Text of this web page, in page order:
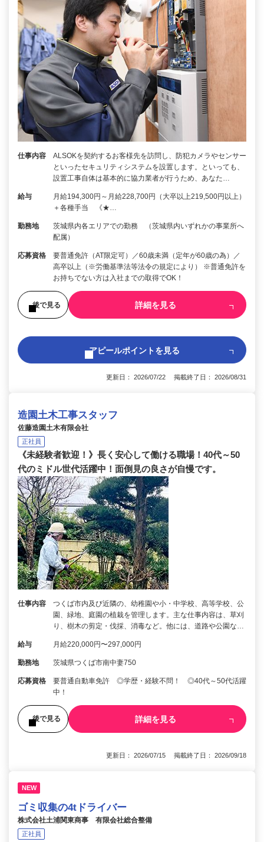
仕事内容
ALSOKを契約するお客様先を訪問し、防犯カメラやセンサー
といったセキュリティシステムを設置します。といっても、
設置工事自体は基本的に協力業者が行うため、あなた…
給与
月給194,300円～月給228,700円（大卒以上219,500円以上）
＋各種手当 《★…
勤務地
茨城県内各エリアでの勤務 （茨城県内いずれかの事業所へ
配属）
応募資格
要普通免許（AT限定可）／60歳未満（定年が60歳の為）／
高卒以上（※労働基準法等法令の規定により） ※普通免許を
お持ちでない方は入社までの取得でOK！
後で見る 詳細を見る
アピールポイントを見る
更新日： 2026/07/22 掲載終了日： 2026/08/31
造園土木工事スタッフ
佐藤造園土木有限会社
正社員
《未経験者歓迎！》長く安心して働ける職場！40代～50
代のミドル世代活躍中！面倒見の良さが自慢です。
仕事内容
つくば市内及び近隣の、幼稚園や小・中学校、高等学校、公
園、緑地、庭園の植栽を管理します。主な仕事内容は、草刈
り、樹木の剪定・伐採、消毒など。他には、道路や公園な…
給与 月給220,000円〜297,000円
勤務地 茨城県つくば市南中妻750
応募資格
要普通自動車免許 ◎学歴・経験不問！ ◎40代～50代活躍
中！
後で見る 詳細を見る
更新日： 2026/07/15 掲載終了日： 2026/09/18
NEW
ゴミ収集の4tドライバー
株式会社土浦関東商事 有限会社総合整備
正社員